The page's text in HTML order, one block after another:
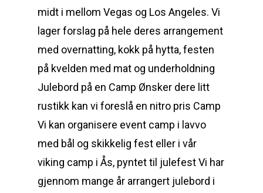
midt i mellom Vegas og Los Angeles. Vi
lager forslag på hele deres arrangement
med overnatting, kokk på hytta, festen
på kvelden med mat og underholdning
Julebord på en Camp Ønsker dere litt
rustikk kan vi foreslå en nitro pris Camp
Vi kan organisere event camp i lavvo
med bål og skikkelig fest eller i vår
viking camp i Ås, pyntet til julefest Vi har
gjennom mange år arrangert julebord i